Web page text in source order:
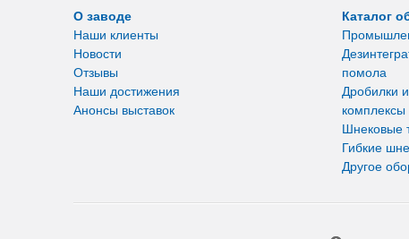
О заводе
Наши клиенты
Новости
Отзывы
Наши достижения
Анонсы выставок
Каталог
помола
Дробилки
комплексы
Шнековые
Гибкие
Другое